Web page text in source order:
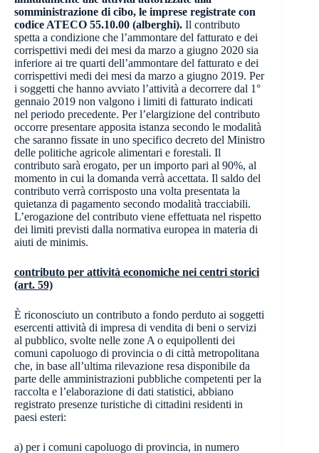
somministrazione di cibo, le imprese registrate con
codice ATECO 55.10.00 (alberghi). Il contributo
spetta a condizione che l’ammontare del fatturato e dei
corrispettivi medi dei mesi da marzo a giugno 2020 sia
inferiore ai tre quarti dell’ammontare del fatturato e dei
corrispettivi medi dei mesi da marzo a giugno 2019. Per
i soggetti che hanno avviato l’attività a decorrere dal 1°
gennaio 2019 non valgono i limiti di fatturato indicati
nel periodo precedente. Per l’elargizione del contributo
occorre presentare apposita istanza secondo le modalità
che saranno fissate in uno specifico decreto del Ministro
delle politiche agricole alimentari e forestali. Il
contributo sarà erogato, per un importo pari al 90%, al
momento in cui la domanda verrà accettata. Il saldo del
contributo verrà corrisposto una volta presentata la
quietanza di pagamento secondo modalità tracciabili.
L’erogazione del contributo viene effettuata nel rispetto
dei limiti previsti dalla normativa europea in materia di
aiuti de minimis.
contributo per attività economiche nei centri storici
(art. 59)
È riconosciuto un contributo a fondo perduto ai soggetti
esercenti attività di impresa di vendita di beni o servizi
al pubblico, svolte nelle zone A o equipollenti dei
comuni capoluogo di provincia o di città metropolitana
che, in base all’ultima rilevazione resa disponibile da
parte delle amministrazioni pubbliche competenti per la
raccolta e l’elaborazione di dati statistici, abbiano
registrato presenze turistiche di cittadini residenti in
paesi esteri:
a) per i comuni capoluogo di provincia, in numero